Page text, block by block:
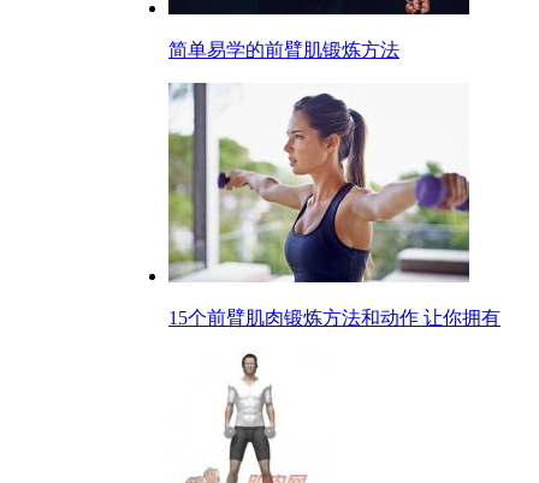
简单易学的前臂肌锻炼方法
15个前臂肌肉锻炼方法和动作 让你拥有